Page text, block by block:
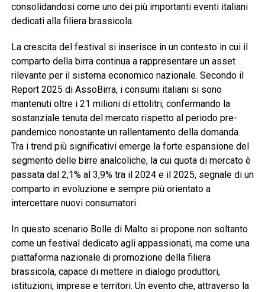
consolidandosi come uno dei più importanti eventi italiani
dedicati alla filiera brassicola.
La crescita del festival si inserisce in un contesto in cui il
comparto della birra continua a rappresentare un asset
rilevante per il sistema economico nazionale. Secondo il
Report 2025 di AssoBirra, i consumi italiani si sono
mantenuti oltre i 21 milioni di ettolitri, confermando la
sostanziale tenuta del mercato rispetto al periodo pre-
pandemico nonostante un rallentamento della domanda.
Tra i trend più significativi emerge la forte espansione del
segmento delle birre analcoliche, la cui quota di mercato è
passata dal 2,1% al 3,9% tra il 2024 e il 2025, segnale di un
comparto in evoluzione e sempre più orientato a
intercettare nuovi consumatori.
In questo scenario Bolle di Malto si propone non soltanto
come un festival dedicato agli appassionati, ma come una
piattaforma nazionale di promozione della filiera
brassicola, capace di mettere in dialogo produttori,
istituzioni, imprese e territori. Un evento che, attraverso la